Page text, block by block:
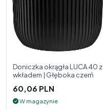
Doniczka okrągła LUCA 40 z
wkładem | Głęboka czerń
60,06 PLN
W magazynie